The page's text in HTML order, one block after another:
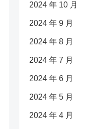
2024 年 10 月
2024 年 9 月
2024 年 8 月
2024 年 7 月
2024 年 6 月
2024 年 5 月
2024 年 4 月